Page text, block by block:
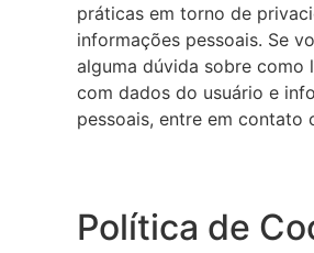
práticas em torno de
informações pessoais. Se
alguma dúvida sobre como
com dados do usuário e
pessoais, entre em contato
Política de